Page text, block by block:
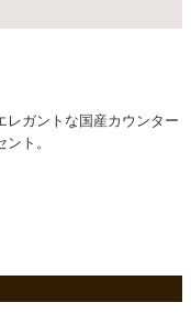
レガントな国産カウンター
ト。